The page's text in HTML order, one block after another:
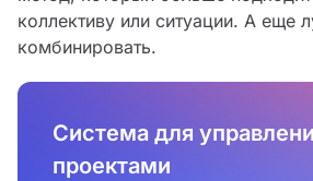
коллективу или ситуации. А еще
комбинировать.
Система для
проектами